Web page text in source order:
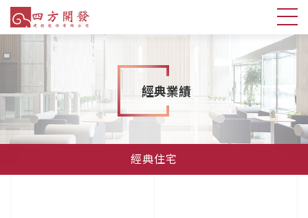
經典業績
經典住宅